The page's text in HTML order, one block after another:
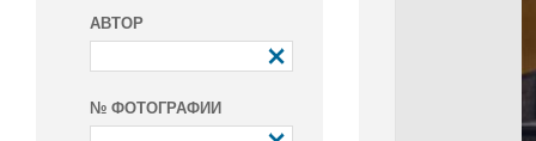
АВТОР
№ ФОТОГРАФИИ